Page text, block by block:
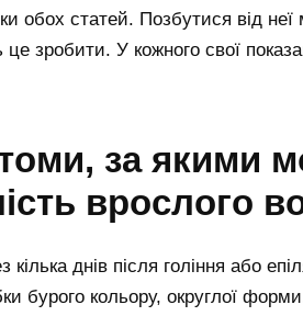
обох статей. Позбутися від
зробити. У кожного свої
за якими
врослого
кілька днів після гоління або
бурого кольору, округлої